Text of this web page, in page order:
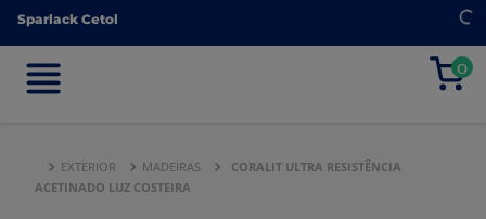
Sparlack Cetol
0
Sparlack Cetol
0
EXTERIOR MADEIRAS
CORALIT ULTRA RESISTÊNCIA
ACETINADO LUZ COSTEIRA